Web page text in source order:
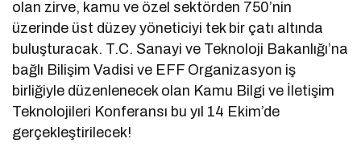
olan zirve, kamu ve özel sektörden 750’nin
üzerinde üst düzey yöneticiyi tek bir çatı altında
buluşturacak. T.C. Sanayi ve Teknoloji Bakanlığı’na
bağlı Bilişim Vadisi ve EFF Organizasyon iş
birliğiyle düzenlenecek olan Kamu Bilgi ve İletişim
Teknolojileri Konferansı bu yıl 14 Ekim’de
gerçekleştirilecek!